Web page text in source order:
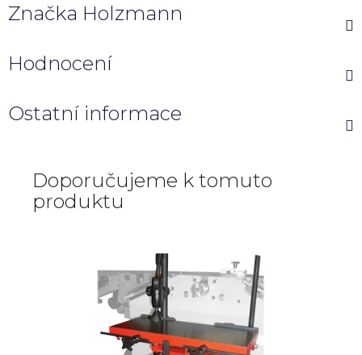
Značka Holzmann
Hodnocení
Ostatní informace
Doporučujeme k tomuto
produktu